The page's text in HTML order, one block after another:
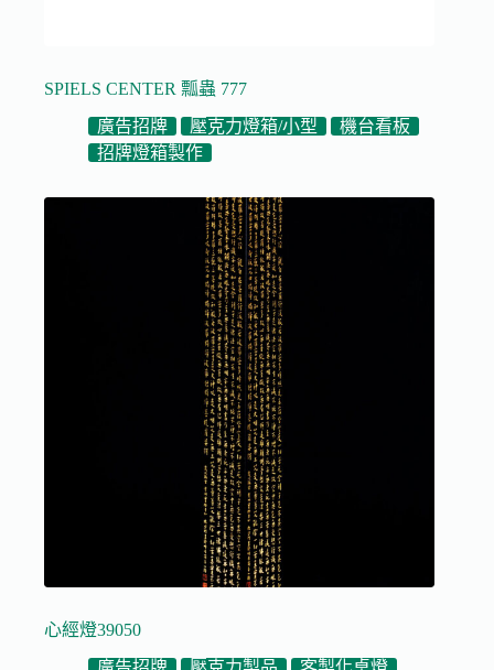
SPIELS CENTER 瓢蟲 777
廣告招牌
壓克力燈箱/小型
機台看板
招牌燈箱製作
心經燈39050